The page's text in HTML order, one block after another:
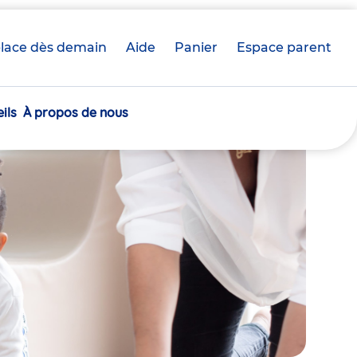
dès demain Aide Panier crèche(s)
Espace parent
À propos de nous